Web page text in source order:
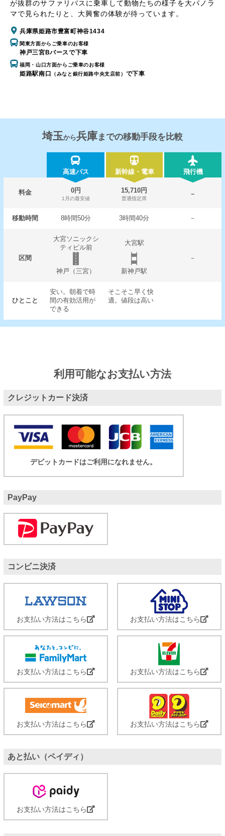
が抜群のサファリバスに乗車して動物たちの様子を大パノラ
マで見られたりと、大興奮の体験が待っています。
兵庫県姫路市豊富町神谷1434
関東方面からご乗車のお客様
神戸三宮Bバースで下車
福岡・山口方面からご乗車のお客様
姫路駅南口 （みなと銀行姫路中央支店前） で下車
埼玉から兵庫までの移動手段を比較
高速バス 新幹線・電車 飛行機
料金 0円
1月の最安値
15,710円
普通指定席
－
移動時間 8時間50分 3時間40分 －
区間
大宮ソニックシ
ティビル前
大宮駅
－
神戸（三宮）
新神戸駅
ひとこと
安い。朝着で時
間の有効活用が
できる
そこそこ早く快
適。値段は高い
利用可能なお支払い方法
クレジットカード決済
デビットカードはご利用になれません。
PayPay
コンビニ決済
お支払い方法はこちら お支払い方法はこちら
お支払い方法はこちら お支払い方法はこちら
お支払い方法はこちら お支払い方法はこちら
あと払い（ペイディ）
お支払い方法はこちら